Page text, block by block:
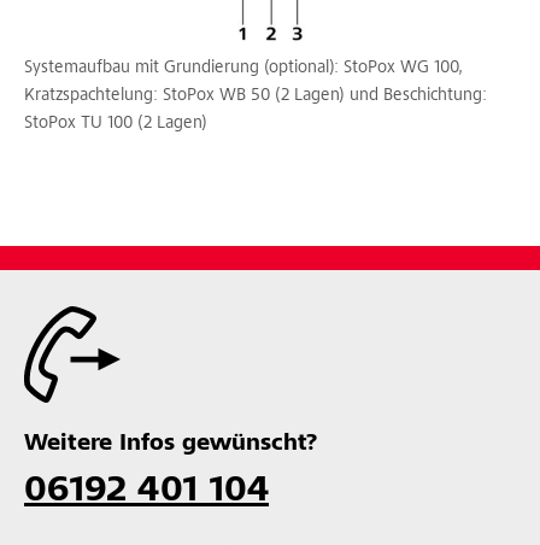
Systemaufbau mit Grundierung (optional): StoPox WG 100,
Kratzspachtelung: StoPox WB 50 (2 Lagen) und Beschichtung:
StoPox TU 100 (2 Lagen)
Weitere Infos gewünscht?
06192 401 104